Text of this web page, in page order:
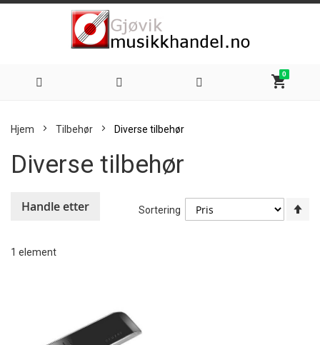
shopping_cart
0
innhold
Hjem Tilbehør Diverse tilbehør
Diverse tilbehør
1 element
Sortering
Handle etter